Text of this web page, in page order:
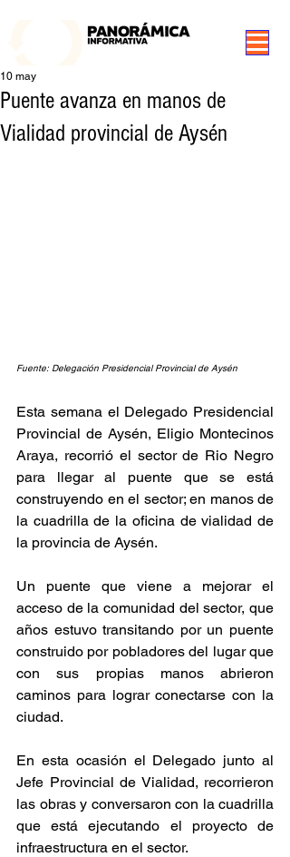
Puente avanza en manos de
Vialidad provincial de Aysén
10 may
Fuente: Delegación Presidencial Provincial de Aysén
Esta semana el Delegado Presidencial
Provincial de Aysén, Eligio Montecinos
Araya, recorrió el sector de Rio Negro
para llegar al puente que se está
construyendo en el sector; en manos de
la cuadrilla de la oficina de vialidad de
la provincia de Aysén.
Un puente que viene a mejorar el
acceso de la comunidad del sector, que
años estuvo transitando por un puente
construido por pobladores del lugar que
con sus propias manos abrieron
caminos para lograr conectarse con la
ciudad.
En esta ocasión el Delegado junto al
Jefe Provincial de Vialidad, recorrieron
las obras y conversaron con la cuadrilla
que está ejecutando el proyecto de
infraestructura en el sector.